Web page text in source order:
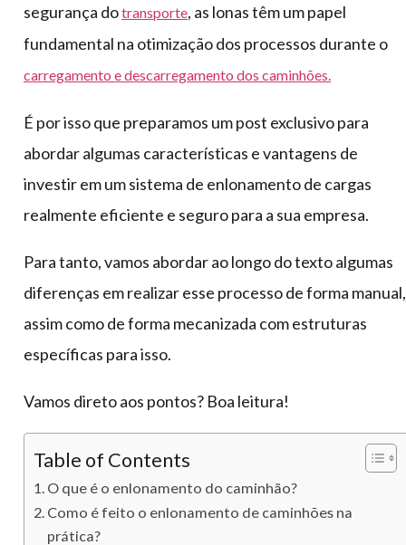
epi's
e
multiúso
segurança dotransporte, as lonas têm um papel
fundamental na otimização dos processos durante o
carregamento e descarregamento dos caminhões.
É por isso que preparamos um post exclusivo para
abordar algumas características e vantagens de
investir em um sistema de enlonamento de cargas
realmente eficiente e seguro para a sua empresa.
Para tanto, vamos abordar ao longo do texto algumas
diferenças em realizar esse processo de forma manual,
assim como de forma mecanizada com estruturas
específicas para isso.
Vamos direto aos pontos? Boa leitura!
Table of Contents
O que é o enlonamento do caminhão?
Como é feito o enlonamento de caminhões na
prática?